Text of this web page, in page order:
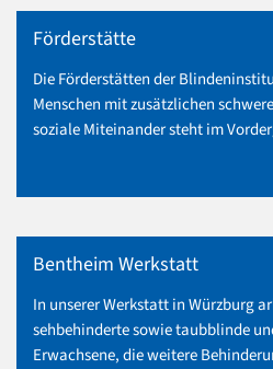
Förderstätte
Die Förderstätten der
Menschen mit zusätzlichen
soziale Miteinander steht im
Bentheim Werkstatt
In unserer Werkstatt in Würzburg
sehbehinderte sowie taubblinde
Erwachsene, die weitere